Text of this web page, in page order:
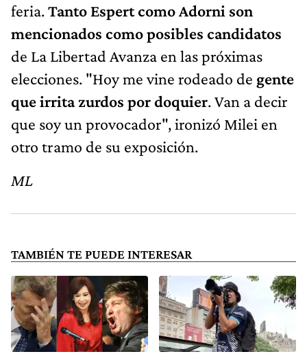
feria.Tanto Espert como Adorni son
mencionados como posibles candidatos
de La Libertad Avanza en las próximas
elecciones. "Hoy me vine rodeado de gente
que irrita zurdos por doquier. Van a decir
que soy un provocador", ironizó Milei en
otro tramo de su exposición.
ML
TAMBIÉN TE PUEDE INTERESAR